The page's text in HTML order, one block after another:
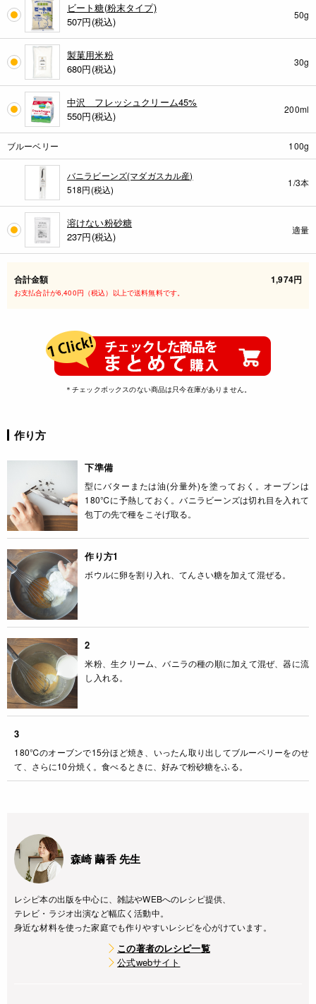
ビート糖(粉末タイプ)
507円(税込)
50g
製菓用米粉
680円(税込)
30g
中沢 フレッシュクリーム45%
550円(税込)
200ml
ブルーベリー 100g
バニラビーンズ(マダガスカル産)
518円(税込)
1/3本
溶けない粉砂糖
237円(税込)
適量
合計金額 1,974円
お支払合計が6,400円（税込）以上で送料無料です。
＊チェックボックスのない商品は只今在庫がありません。
作り方
下準備
型にバターまたは油(分量外)を塗っておく。オーブンは
180℃に予熱しておく。バニラビーンズは切れ目を入れて
包丁の先で種をこそげ取る。
作り方1
ボウルに卵を割り入れ、てんさい糖を加えて混ぜる。
2
米粉、生クリーム、バニラの種の順に加えて混ぜ、器に流
し入れる。
3
180℃のオーブンで15分ほど焼き、いったん取り出してブルーベリーをのせ
て、さらに10分焼く。食べるときに、好みで粉砂糖をふる。
森崎 繭香 先生
レシピ本の出版を中心に、雑誌やWEBへのレシピ提供、
テレビ・ラジオ出演など幅広く活動中。
身近な材料を使った家庭でも作りやすいレシピを心がけています。
この著者のレシピ一覧
公式webサイト